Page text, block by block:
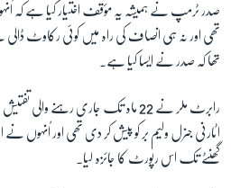
صدر ٹرمپ نے ہمیشہ یہ مؤقف اختیار کیا ہے کہ
تھی اور نہ ہی انصاف کی راہ میں کوئی رکاوٹ ڈالی
تھا کہ صدر نے ایسا کیا ہے۔
رابرٹ ملر نے 22 ماہ تک جاری رہنے والی تفتیش
اٹارنی جنرل ولیم بر کو پیش کر دی تھی اور اُنہوں
گھنٹے تک اس رپورٹ کا جائزہ لیا۔